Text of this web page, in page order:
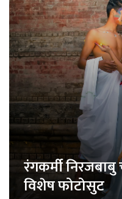
रंगकर्मी निरजबाबु
विशेष फोटोसुट